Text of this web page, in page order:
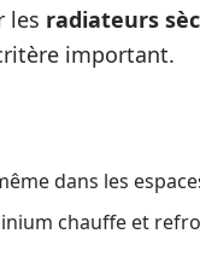
les radiateurs
important.
dans les
chauffe et